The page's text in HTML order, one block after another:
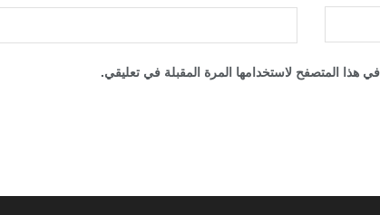
هذا المتصفح لاستخدامها المرة المقبلة في تعليقي.